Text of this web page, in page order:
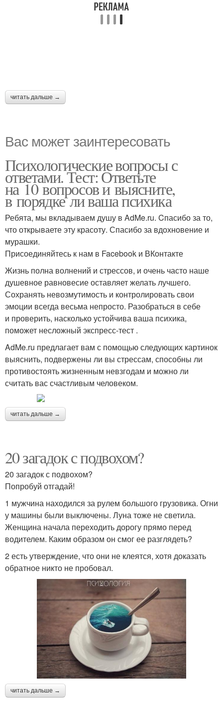
читать дальше →
Вас может заинтересовать
Психологические вопросы с
ответами. Тест: Ответьте
на 10 вопросов и выясните,
в порядке ли ваша психика
Ребята, мы вкладываем душу в AdMe.ru. Cпасибо за то,
что открываете эту красоту. Спасибо за вдохновение и
мурашки.
Присоединяйтесь к нам в Facebook и ВКонтакте
Жизнь полна волнений и стрессов, и очень часто наше
душевное равновесие оставляет желать лучшего.
Сохранять невозмутимость и контролировать свои
эмоции всегда весьма непросто. Разобраться в себе
и проверить, насколько устойчива ваша психика,
поможет несложный экспресс-тест .
AdMe.ru предлагает вам с помощью следующих картинок
выяснить, подвержены ли вы стрессам, способны ли
противостоять жизненным невзгодам и можно ли
считать вас счастливым человеком.
читать дальше →
20 загадок с подвохом?
20 загадок с подвохом?
Попробуй отгадай!
1 мужчина находился за рулем большого грузовика. Огни
у машины были выключены. Луна тоже не светила.
Женщина начала переходить дорогу прямо перед
водителем. Каким образом он смог ее разглядеть?
2 есть утверждение, что они не клеятся, хотя доказать
обратное никто не пробовал.
читать дальше →